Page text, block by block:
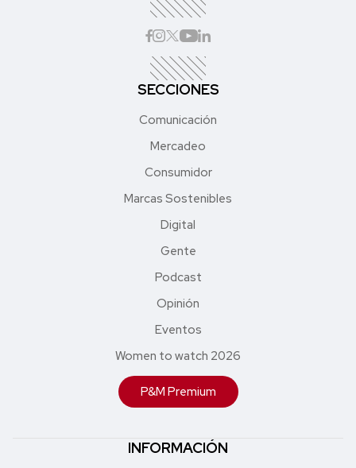
SECCIONES
Comunicación
Mercadeo
Consumidor
Marcas Sostenibles
Digital
Gente
Podcast
Opinión
Eventos
Women to watch 2026
P&M Premium
INFORMACIÓN